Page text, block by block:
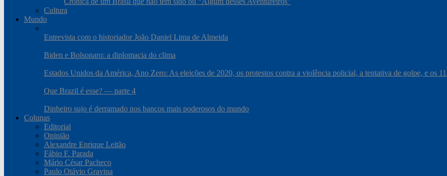
Cultura
Mundo
Entrevista com o historiador João Daniel Lima de Almeida
Biden e Bolsonaro: a diplomacia do clima
Estados Unidos da América, Ano Zero: As eleições de 2020, os protestos contra a violência policial, a tentativa de golpe, e os
Que Brazil é esse? — parte 4
Dinheiro sujo é derramado nos bancos mais poderosos do mundo
Colunas
Editorial
Opinião
Alexandre Enrique Leitão
Fábio F. Parada
Mário César Pacheco
Paulo Otávio Gravina